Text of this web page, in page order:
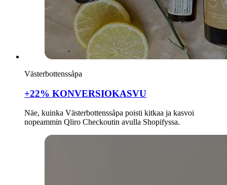
Västerbottenssåpa
+22% KONVERSIOKASVU
Näe, kuinka Västerbottenssåpa poisti kitkaa ja kasvoi
nopeammin Qliro Checkoutin avulla Shopifyssa.